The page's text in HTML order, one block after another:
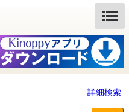
詳細検索